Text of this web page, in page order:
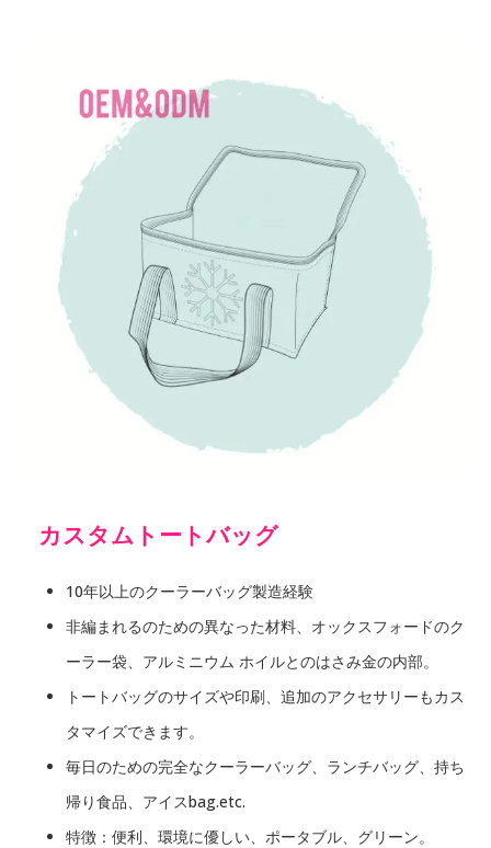
カスタムトートバッグ
10年以上のクーラーバッグ製造経験
非編まれるのための異なった材料、オックスフォードのク
ーラー袋、アルミニウム ホイルとのはさみ金の内部。
トートバッグのサイズや印刷、追加のアクセサリーもカス
タマイズできます。
毎日のための完全なクーラーバッグ、ランチバッグ、持ち
帰り食品、アイスbag.etc.
特徴：便利、環境に優しい、ポータブル、グリーン。